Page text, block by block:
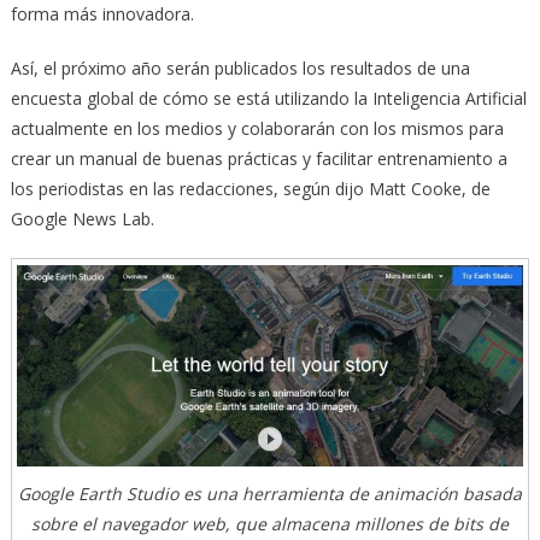
forma más innovadora.
Así, el próximo año serán publicados los resultados de una
encuesta global de cómo se está utilizando la Inteligencia Artificial
actualmente en los medios y colaborarán con los mismos para
crear un manual de buenas prácticas y facilitar entrenamiento a
los periodistas en las redacciones, según dijo Matt Cooke, de
Google News Lab.
Google Earth Studio es una herramienta de animación basada
sobre el navegador web, que almacena millones de bits de